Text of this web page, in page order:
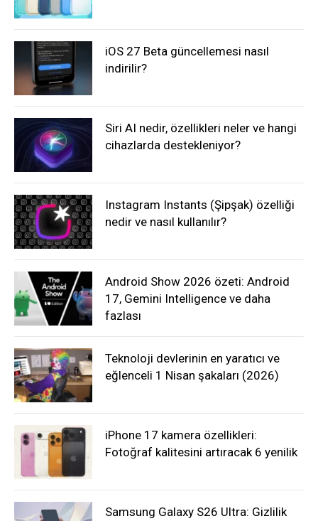
iOS 27 Beta güncellemesi nasıl
indirilir?
Siri AI nedir, özellikleri neler ve hangi
cihazlarda destekleniyor?
Instagram Instants (Şipşak) özelliği
nedir ve nasıl kullanılır?
Android Show 2026 özeti: Android
17, Gemini Intelligence ve daha
fazlası
Teknoloji devlerinin en yaratıcı ve
eğlenceli 1 Nisan şakaları (2026)
iPhone 17 kamera özellikleri:
Fotoğraf kalitesini artıracak 6 yenilik
Samsung Galaxy S26 Ultra: Gizlilik